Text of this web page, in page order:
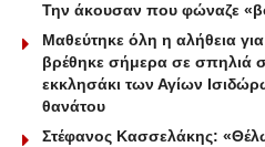
Την άκουσαν που φώναζε
Μαθεύτηκε όλη η αλήθεια
βρέθηκε σήμερα σε σπηλιά
εκκλησάκι των Αγίων
θανάτου
Στέφανος Κασσελάκης: